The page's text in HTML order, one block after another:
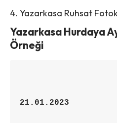
Yazarkasa Ruhsat
Yazarkasa Hurdaya
Örneği
21.01.2023